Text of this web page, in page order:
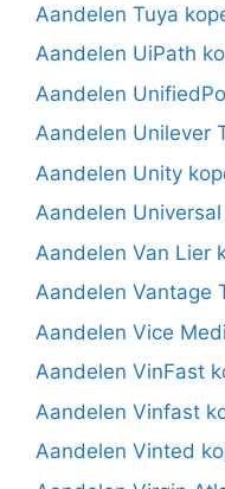
Aandelen Tuya
Aandelen UiPath
Aandelen
Aandelen Unilever
Aandelen Unity
Aandelen
Aandelen Van Lier
Aandelen Vantage
Aandelen Vice
Aandelen VinFast
Aandelen Vinfast
Aandelen Vinted